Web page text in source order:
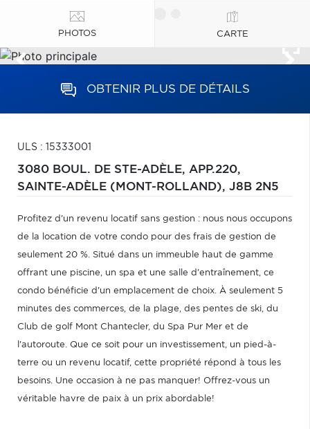
PHOTOS CARTE
OBTENIR PLUS DE DÉTAILS
ULS : 15333001
3080 BOUL. DE STE-ADÈLE, APP.220,
SAINTE-ADÈLE (MONT-ROLLAND), J8B 2N5
Profitez d'un revenu locatif sans gestion : nous nous occupons
de la location de votre condo pour des frais de gestion de
seulement 20 %. Situé dans un immeuble haut de gamme
offrant une piscine, un spa et une salle d'entraînement, ce
condo bénéficie d'un emplacement de choix. À seulement 5
minutes des commerces, de la plage, des pentes de ski, du
Club de golf Mont Chantecler, du Spa Pur Mer et de
l'autoroute. Que ce soit pour un investissement, un pied-à-
terre ou un revenu locatif, cette propriété répond à tous les
besoins. Une occasion à ne pas manquer! Offrez-vous un
véritable havre de paix à un prix abordable!